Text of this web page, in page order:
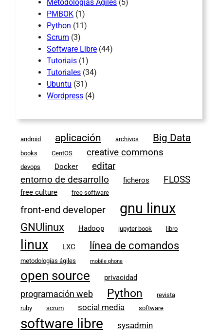
Metodologías Ágiles (5)
PMBOK (1)
Python (11)
Scrum (3)
Software Libre (44)
Tutoriais (1)
Tutoriales (34)
Ubuntu (31)
Wordpress (4)
android aplicación archivos Big Data
books CentOS creative commons
devops Docker
editar
entorno de desarrollo
ficheros FLOSS
free culture free software
front-end developer gnu linux
GNUlinux Hadoop jupyter book libro
linux LXC línea de comandos
metodologías ágiles mobile phone
open source privacidad
programación web Python
revista
ruby
scrum social media software
software libre sysadmin